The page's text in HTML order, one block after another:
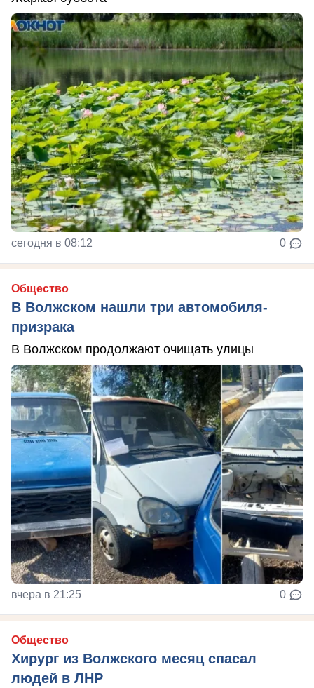
сегодня в 08:12 0
Общество
В Волжском нашли три автомобиля-
призрака
В Волжском продолжают очищать улицы
вчера в 21:25 0
Общество
Хирург из Волжского месяц спасал
людей в ЛНР